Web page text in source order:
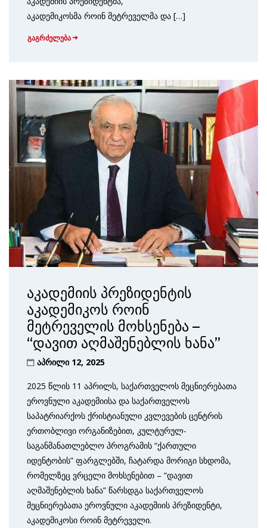
აკადემიკოსმა როინ მეტრეველმა და […]
გაგრძელება
აკადემიის პრეზიდენტის
აკადემიკოს როინ
მეტრეველის მოხსენება –
“დავით აღმაშენებლის ხანა”
აპრილი 12, 2025
2025 წლის 11 აპრილს, საქართველოს მეცნიერებათა
ეროვნული აკადემიისა და საქართველოს
საპატრიარქოს ქრისტიანული კვლევების ცენტრის
ერთობლივი ორგანიზებით, კულტურულ-
საგანმანათლებლო პროგრამის “ქართული
იდენტობის” ფარგლებში, ჩატარდა მორიგი სხდომა,
რომელზეც ვრცელი მოხსენებით – “დავით
აღმაშენებლის ხანა” წარსდგა საქართველოს
მეცნიერებათა ეროვნული აკადემიის პრეზიდენტი,
აკადემიკოსი როინ მეტრეველი.